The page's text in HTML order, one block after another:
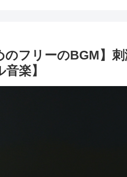
のフリーのBGM】
楽】